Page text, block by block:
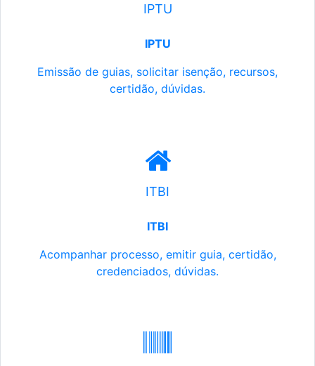
IPTU
IPTU
Emissão de guias, solicitar isenção, recursos,
certidão, dúvidas.
ITBI
ITBI
Acompanhar processo, emitir guia, certidão,
credenciados, dúvidas.